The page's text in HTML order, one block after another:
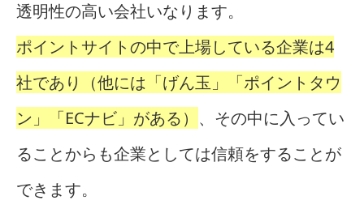
透明性の高い会社いなります。
ポイントサイトの中で上場している企業は4
社であり（他には「げん玉」「ポイントタウ
ン」「ECナビ」がある） 、その中に入ってい
ることからも企業としては信頼をすることが
できます。